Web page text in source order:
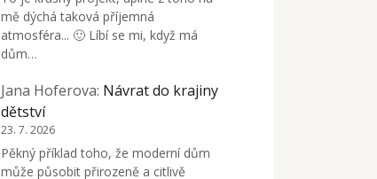
mě dýchá taková příjemná
atmosféra... 🙂 Líbí se mi, když má
dům…
Jana Hoferova: Návrat do krajiny
dětství
23. 7. 2026
Pěkný příklad toho, že moderní dům
může působit přirozeně a citlivě